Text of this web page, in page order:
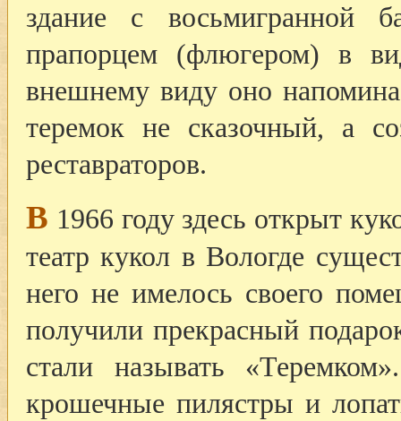
здание с восьмигранной
прапорцем (флюгером) в
внешнему виду оно
теремок не сказочный, а
реставраторов.
В 1966 году здесь открыт
театр кукол в Вологде
него не имелось своего
получили прекрасный
стали называть
крошечные пилястры и